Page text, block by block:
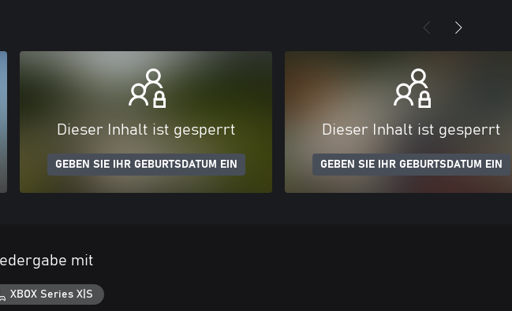
Dieser Inhalt ist gesperrt
GEBEN SIE IHR GEBURTSDATUM EIN
Dieser Inhalt ist gesperrt
GEBEN SIE IHR GEBURTSDATUM EIN
mit
XBOX Series X|S